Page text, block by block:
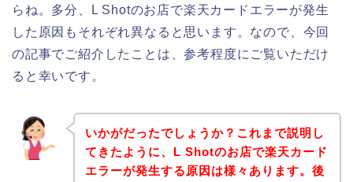
らね。多分、L Shotのお店で楽天カードエラーが発生
した原因もそれぞれ異なると思います。なので、今回
の記事でご紹介したことは、参考程度にご覧いただけ
ると幸いです。
いかがだったでしょうか？これまで説明し
てきたように、L Shotのお店で楽天カード
エラーが発生する原因は様々あります。後